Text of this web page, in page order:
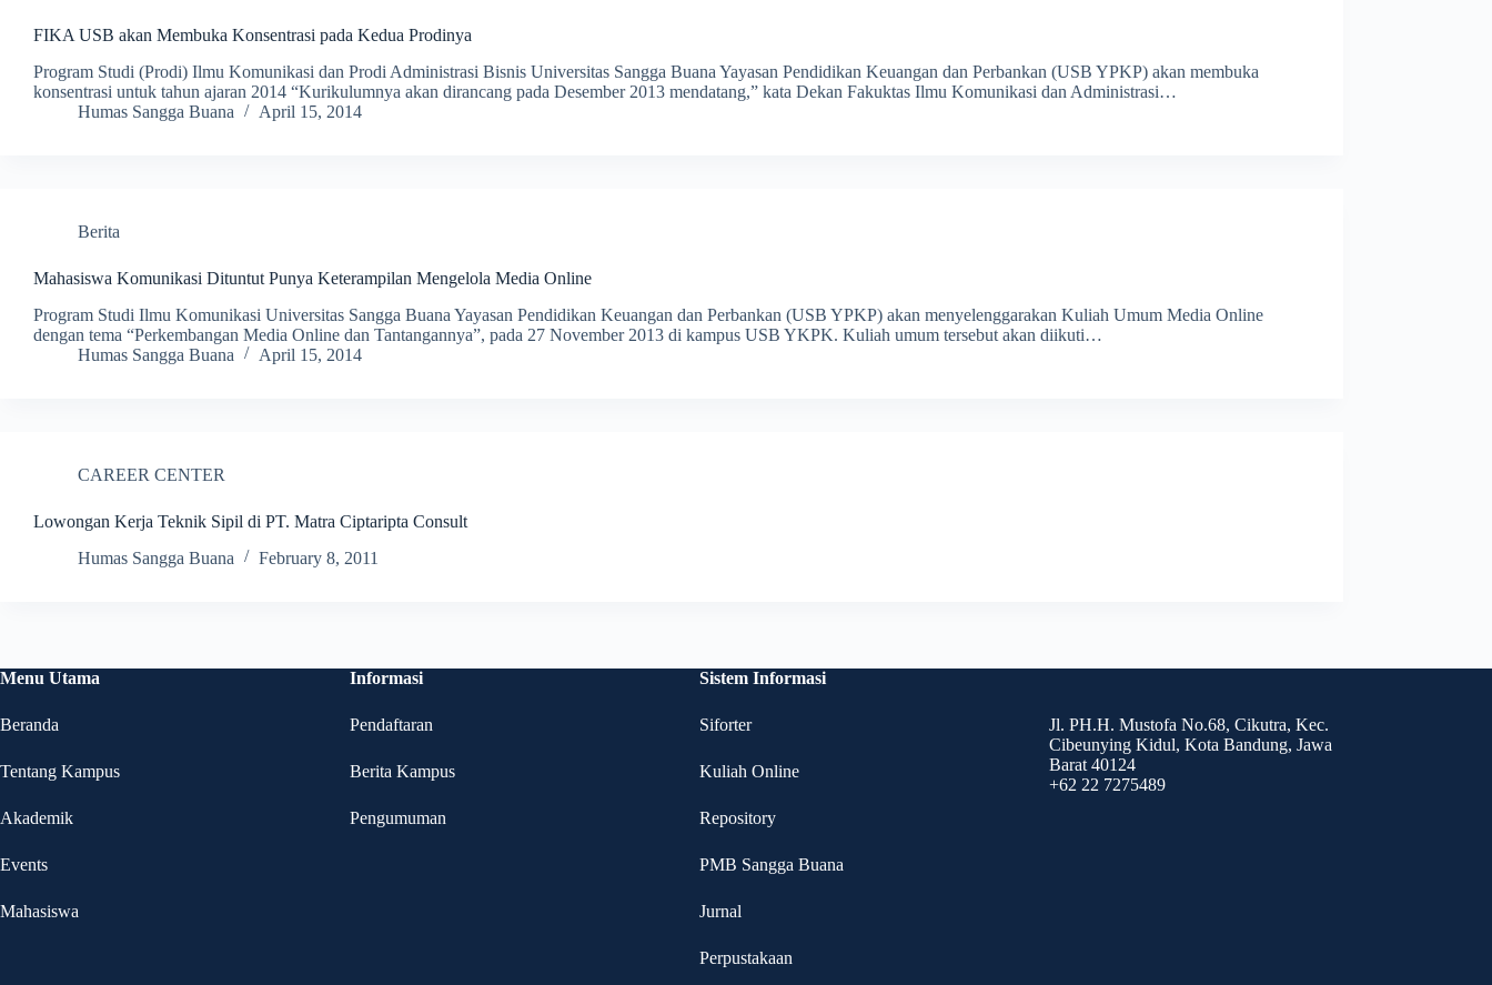
FIKA USB akan Membuka Konsentrasi pada Kedua Prodinya
Program Studi (Prodi) Ilmu Komunikasi dan Prodi Administrasi Bisnis Universitas Sangga Buana Yayasan Pendidikan Keuangan dan Perbankan (USB YPKP) akan membuka
konsentrasi untuk tahun ajaran 2014 “Kurikulumnya akan dirancang pada Desember 2013 mendatang,” kata Dekan Fakuktas Ilmu Komunikasi dan Administrasi…
Humas Sangga Buana
April 15, 2014
Berita
Mahasiswa Komunikasi Dituntut Punya Keterampilan Mengelola Media Online
Program Studi Ilmu Komunikasi Universitas Sangga Buana Yayasan Pendidikan Keuangan dan Perbankan (USB YPKP) akan menyelenggarakan Kuliah Umum Media Online
dengan tema “Perkembangan Media Online dan Tantangannya”, pada 27 November 2013 di kampus USB YKPK. Kuliah umum tersebut akan diikuti…
Humas Sangga Buana
April 15, 2014
CAREER CENTER
Lowongan Kerja Teknik Sipil di PT. Matra Ciptaripta Consult
Humas Sangga Buana
February 8, 2011
Menu Utama
Beranda
Tentang Kampus
Akademik
Events
Mahasiswa
Informasi
Pendaftaran
Berita Kampus
Pengumuman
Sistem Informasi
Siforter
Kuliah Online
Repository
PMB Sangga Buana
Jurnal
Perpustakaan
Jl. PH.H. Mustofa No.68, Cikutra, Kec.
Cibeunying Kidul, Kota Bandung, Jawa
Barat 40124
+62 22 7275489